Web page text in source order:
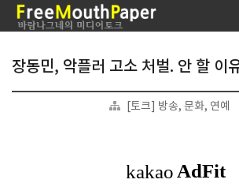
장동민, 악플러 고소 처벌. 안 할 이
[토크] 방송, 문화, 연예